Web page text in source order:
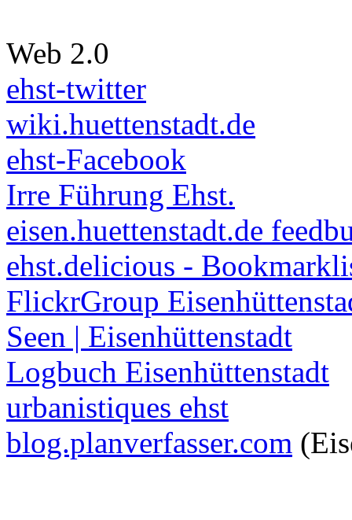
Web 2.0
ehst-twitter
wiki.huettenstadt.de
ehst-Facebook
Irre Führung Ehst.
eisen.huettenstadt.de
ehst.delicious -
FlickrGroup
Seen | Eisenhüttenstadt
Logbuch Eisenhüttenstadt
urbanistiques ehst
blog.planverfasser.com